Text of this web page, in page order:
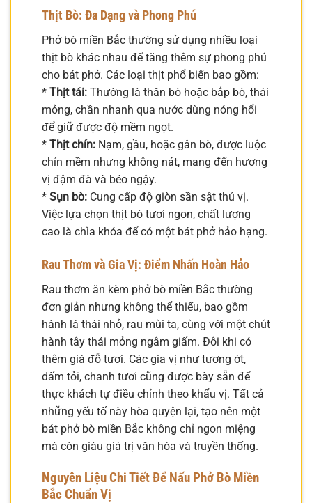
Thịt Bò: Đa Dạng và Phong Phú
Phở bò miền Bắc thường sử dụng nhiều loại
thịt bò khác nhau để tăng thêm sự phong phú
cho bát phở. Các loại thịt phổ biến bao gồm:
* Thịt tái: Thường là thăn bò hoặc bắp bò, thái
mỏng, chần nhanh qua nước dùng nóng hổi
để giữ được độ mềm ngọt.
* Thịt chín: Nạm, gầu, hoặc gân bò, được luộc
chín mềm nhưng không nát, mang đến hương
vị đậm đà và béo ngậy.
* Sụn bò: Cung cấp độ giòn sần sật thú vị.
Việc lựa chọn thịt bò tươi ngon, chất lượng
cao là chìa khóa để có một bát phở hảo hạng.
Rau Thơm và Gia Vị: Điểm Nhấn Hoàn Hảo
Rau thơm ăn kèm phở bò miền Bắc thường
đơn giản nhưng không thể thiếu, bao gồm
hành lá thái nhỏ, rau mùi ta, cùng với một chút
hành tây thái mỏng ngâm giấm. Đôi khi có
thêm giá đỗ tươi. Các gia vị như tương ớt,
dấm tỏi, chanh tươi cũng được bày sẵn để
thực khách tự điều chỉnh theo khẩu vị. Tất cả
những yếu tố này hòa quyện lại, tạo nên một
bát phở bò miền Bắc không chỉ ngon miệng
mà còn giàu giá trị văn hóa và truyền thống.
Nguyên Liệu Chi Tiết Để Nấu Phở Bò Miền
Bắc Chuẩn Vị